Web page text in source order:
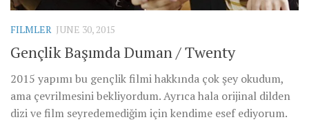
FILMLER JUNE 30, 2015
Gençlik Başımda Duman / Twenty
2015 yapımı bu gençlik filmi hakkında çok şey okudum,
ama çevrilmesini bekliyordum. Ayrıca hala orijinal dilden
dizi ve film seyredemediğim için kendime esef ediyorum.